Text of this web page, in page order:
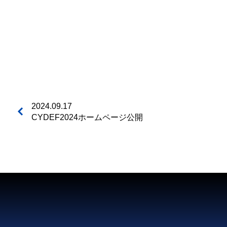
2024.09.17
CYDEF2024ホームページ公開